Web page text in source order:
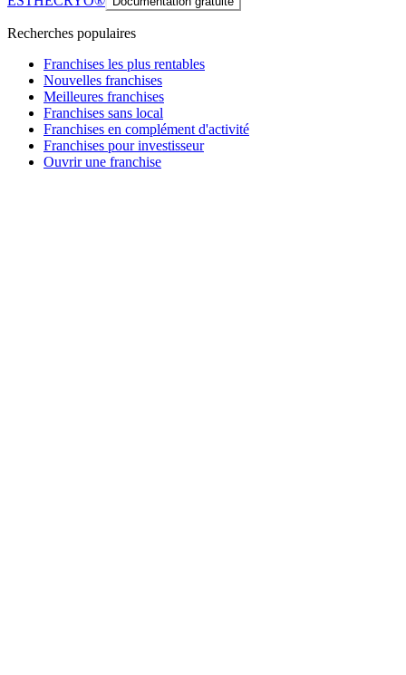
Recherches populaires
Franchises les plus rentables
Nouvelles franchises
Meilleures franchises
Franchises sans local
Franchises en complément d'activité
Franchises pour investisseur
Ouvrir une franchise